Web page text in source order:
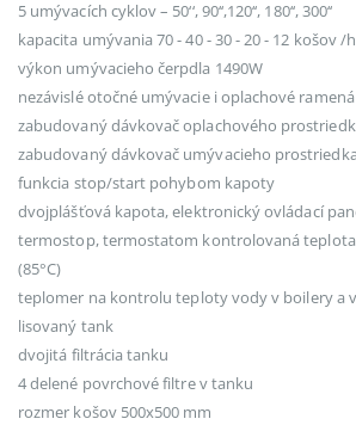
5 umývacích cyklov – 50‘‘, 90‘‘,120‘‘, 180‘‘, 300‘‘
kapacita umývania 70 - 40 - 30 - 20 - 12 košov /
výkon umývacieho čerpdla 1490W
nezávislé otočné umývacie i oplachové
zabudovaný dávkovač oplachového
zabudovaný dávkovač umývacieho prostriedka
funkcia stop/start pohybom kapoty
dvojplášťová kapota, elektronický ovládací
termostop, termostatom kontrolovaná
(85°C)
teplomer na kontrolu teploty vody v boilery a
lisovaný tank
dvojitá filtrácia tanku
4 delené povrchové filtre v tanku
rozmer košov 500x500 mm